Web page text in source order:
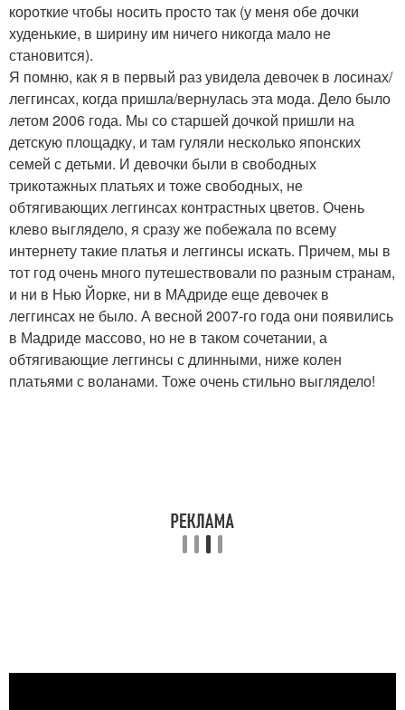
короткие чтобы носить просто так (у меня обе дочки
худенькие, в ширину им ничего никогда мало не
становится).
Я помню, как я в первый раз увидела девочек в лосинах/
леггинсах, когда пришла/вернулась эта мода. Дело было
летом 2006 года. Мы со старшей дочкой пришли на
детскую площадку, и там гуляли несколько японских
семей с детьми. И девочки были в свободных
трикотажных платьях и тоже свободных, не
обтягивающих леггинсах контрастных цветов. Очень
клево выглядело, я сразу же побежала по всему
интернету такие платья и леггинсы искать. Причем, мы в
тот год очень много путешествовали по разным странам,
и ни в Нью Йорке, ни в МАдриде еще девочек в
леггинсах не было. А весной 2007-го года они появились
в Мадриде массово, но не в таком сочетании, а
обтягивающие леггинсы с длинными, ниже колен
платьями с воланами. Тоже очень стильно выглядело!